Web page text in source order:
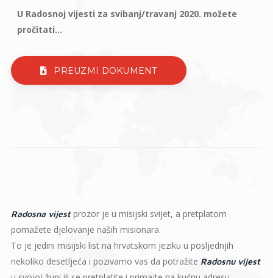
U Radosnoj vijesti za svibanj/travanj 2020. možete
pročitati...
PREUZMI DOKUMENT
Radosna vijestprozor je u misijski svijet, a pretplatom
pomažete djelovanje naših misionara.
To je jedini misijski list na hrvatskom jeziku u posljednjih
nekoliko desetljeća i pozivamo vas da potražite Radosnu vijest